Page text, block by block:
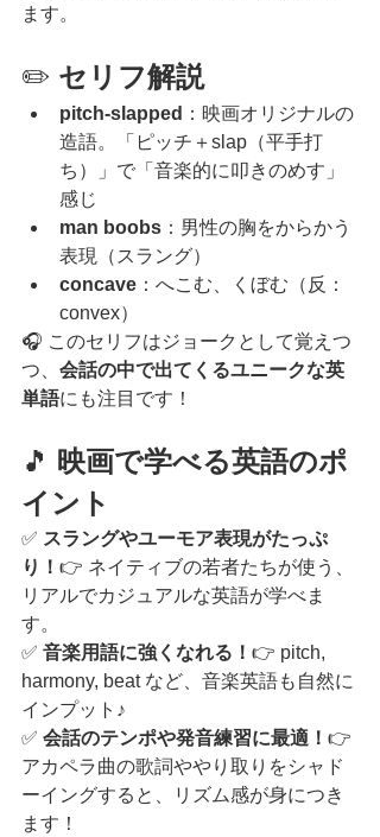
ます。
✏️ セリフ解説
pitch-slapped ：映画オリジナルの
造語。「ピッチ＋slap（平手打
ち）」で「音楽的に叩きのめす」
感じ
man boobs ：男性の胸をからかう
表現（スラング）
concave ：へこむ、くぼむ（反：
convex）
🎧 このセリフはジョークとして覚えつ
つ、 会話の中で出てくるユニークな英
単語にも注目です！
🎵
映画で学べる英語のポ
イント
✅ スラングやユーモア表現がたっぷ
り！ 👉 ネイティブの若者たちが使う、
リアルでカジュアルな英語が学べま
す。
✅ 音楽用語に強くなれる！ 👉 pitch,
harmony, beat など、音楽英語も自然に
インプット♪
✅ 会話のテンポや発音練習に最適！ 👉
アカペラ曲の歌詞ややり取りをシャド
ーイングすると、リズム感が身につき
ます！